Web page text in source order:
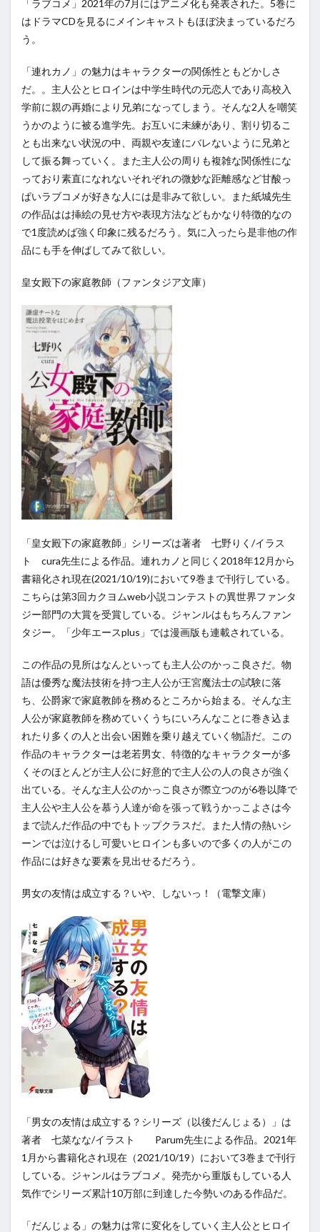
「ラブコメ」2021年の7月にはアニメ化も発表された。5巻に
はドラマCDを見るにメインキャストもほぼ決まっているだろ
う。
「連れカノ」の魅力はキャラクターの関係性ともどかしさ
だ。。主人公とヒロインは中学生時代の元恋人であり高校入
学前に親の再婚により兄弟になってしまう。そんな2人を嘲笑
うかのように被る進学先。お互いに未練があり、割り切るこ
とも出来ない状況の中、両親や友達にバレないように兄弟と
して振る舞っていく。また主人公の周りも複雑な関係性にな
っており素直になれないそれぞれの微妙な距離感など甘酸っ
ぱいラブコメが好きな人には是非みて欲しい。また紙城先生
の作品はは挿絵の見せ方や表現方法などもかなり特徴的なの
で1度読めば強く印象に残るだろう。気に入ったら是非他の作
品にも手を伸ばしてみて欲しい。
皇女殿下の家庭教師（ファンタジア文庫）
「皇女殿下の家庭教師」シリーズは著者 七野りく/イラス
ト cura先生による作品。連れカノと同じく2018年12月から
書籍化され現在(2021/10/19)において9巻まで刊行している。
こちらは第3回カクヨムweb小説コンテストの異世界ファンタ
ジー部門の大賞を受賞している。ジャンルはもちろんファン
タジー。「少年エースplus 」では漫画版も連載されている。
この作品の見所はなんといっても主人公のかっこ良さだ。物
語は優秀な魔法技術を持つ主人公が王宮魔法士の試験に落
ち、公爵家で家庭教師を務めるところから始まる。そんな主
人公が家庭教師を務めていくうちにいろんなことに巻き込ま
れたり多くの人と出会い困難を乗り越えていく物語だ。この
作品のキャラクターは老若男女、特徴的なキャラクターが多
くそのほとんどが主人公に好意的で主人公の人の良さが強く
出ている。そんな主人公のかっこ良さが際立つのが6巻以降で
主人公や主人公を慕う人達が命を張って戦うかっこよさは今
まで読んだ作品の中でもトップクラスだ。また人情の熱いシ
ーンでは泣けるし可愛いヒロインも多いので多くの人がこの
作品には好きな要素を見出せるだろう。
男女の友情は成立する？いや、しないっ！（電撃文庫）
「男女の友情は成立する？シリーズ（以後だんじょる）」は
著者 七菜なな/イラスト Parum先生による作品。2021年
1月から書籍化され現在（2021/10/19）において3巻まで刊行
している。ジャンルはラブコメ。発売から重版もしている人
気作でシリーズ累計10万部に到達した今勢いのある作品だ。
「だんじょる」の魅力は常に変化をしていく主人公とヒロイ